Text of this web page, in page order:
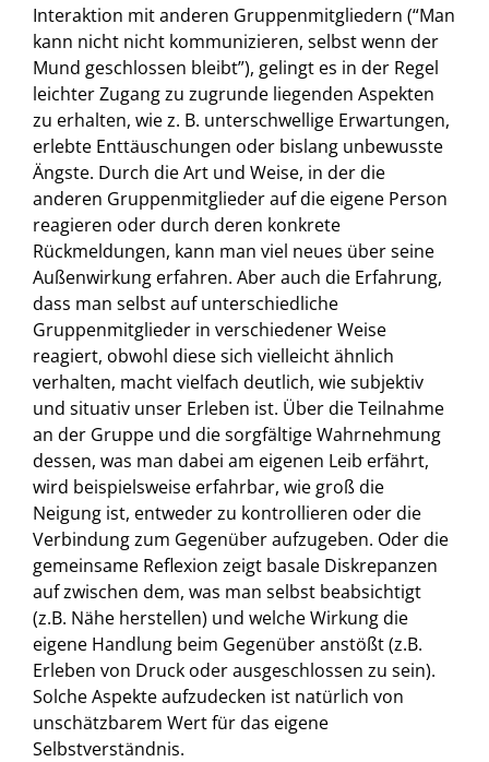
Interaktion mit anderen Gruppenmitgliedern (“Man
kann nicht nicht kommunizieren, selbst wenn der
Mund geschlossen bleibt”), gelingt es in der Regel
leichter Zugang zu zugrunde liegenden Aspekten
zu erhalten, wie z. B. unterschwellige Erwartungen,
erlebte Enttäuschungen oder bislang unbewusste
Ängste. Durch die Art und Weise, in der die
anderen Gruppenmitglieder auf die eigene Person
reagieren oder durch deren konkrete
Rückmeldungen, kann man viel neues über seine
Außenwirkung erfahren. Aber auch die Erfahrung,
dass man selbst auf unterschiedliche
Gruppenmitglieder in verschiedener Weise
reagiert, obwohl diese sich vielleicht ähnlich
verhalten, macht vielfach deutlich, wie subjektiv
und situativ unser Erleben ist. Über die Teilnahme
an der Gruppe und die sorgfältige Wahrnehmung
dessen, was man dabei am eigenen Leib erfährt,
wird beispielsweise erfahrbar, wie groß die
Neigung ist, entweder zu kontrollieren oder die
Verbindung zum Gegenüber aufzugeben. Oder die
gemeinsame Reflexion zeigt basale Diskrepanzen
auf zwischen dem, was man selbst beabsichtigt
(z.B. Nähe herstellen) und welche Wirkung die
eigene Handlung beim Gegenüber anstößt (z.B.
Erleben von Druck oder ausgeschlossen zu sein).
Solche Aspekte aufzudecken ist natürlich von
unschätzbarem Wert für das eigene
Selbstverständnis.